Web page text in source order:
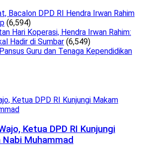
Bacalon DPD RI Hendra Irwan Rahim
(6,594)
Hari Koperasi, Hendra Irwan Rahim:
Hadir di Sumbar (6,549)
Guru dan Tenaga Kependidikan
Ketua DPD RI Kunjungi
Muhammad